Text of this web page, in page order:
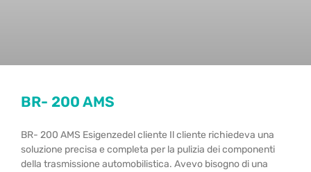
BR- 200 AMS
BR- 200 AMS Esigenzedel cliente Il cliente richiedeva una
soluzione precisa e completa per la pulizia dei componenti
della trasmissione automobilistica. Avevo bisogno di una